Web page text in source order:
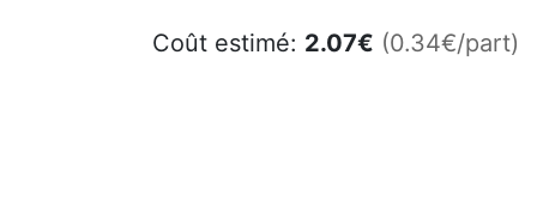
Coût estimé: 2.07€ (0.34€/part)